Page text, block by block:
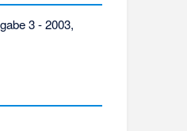
3 - 2003,